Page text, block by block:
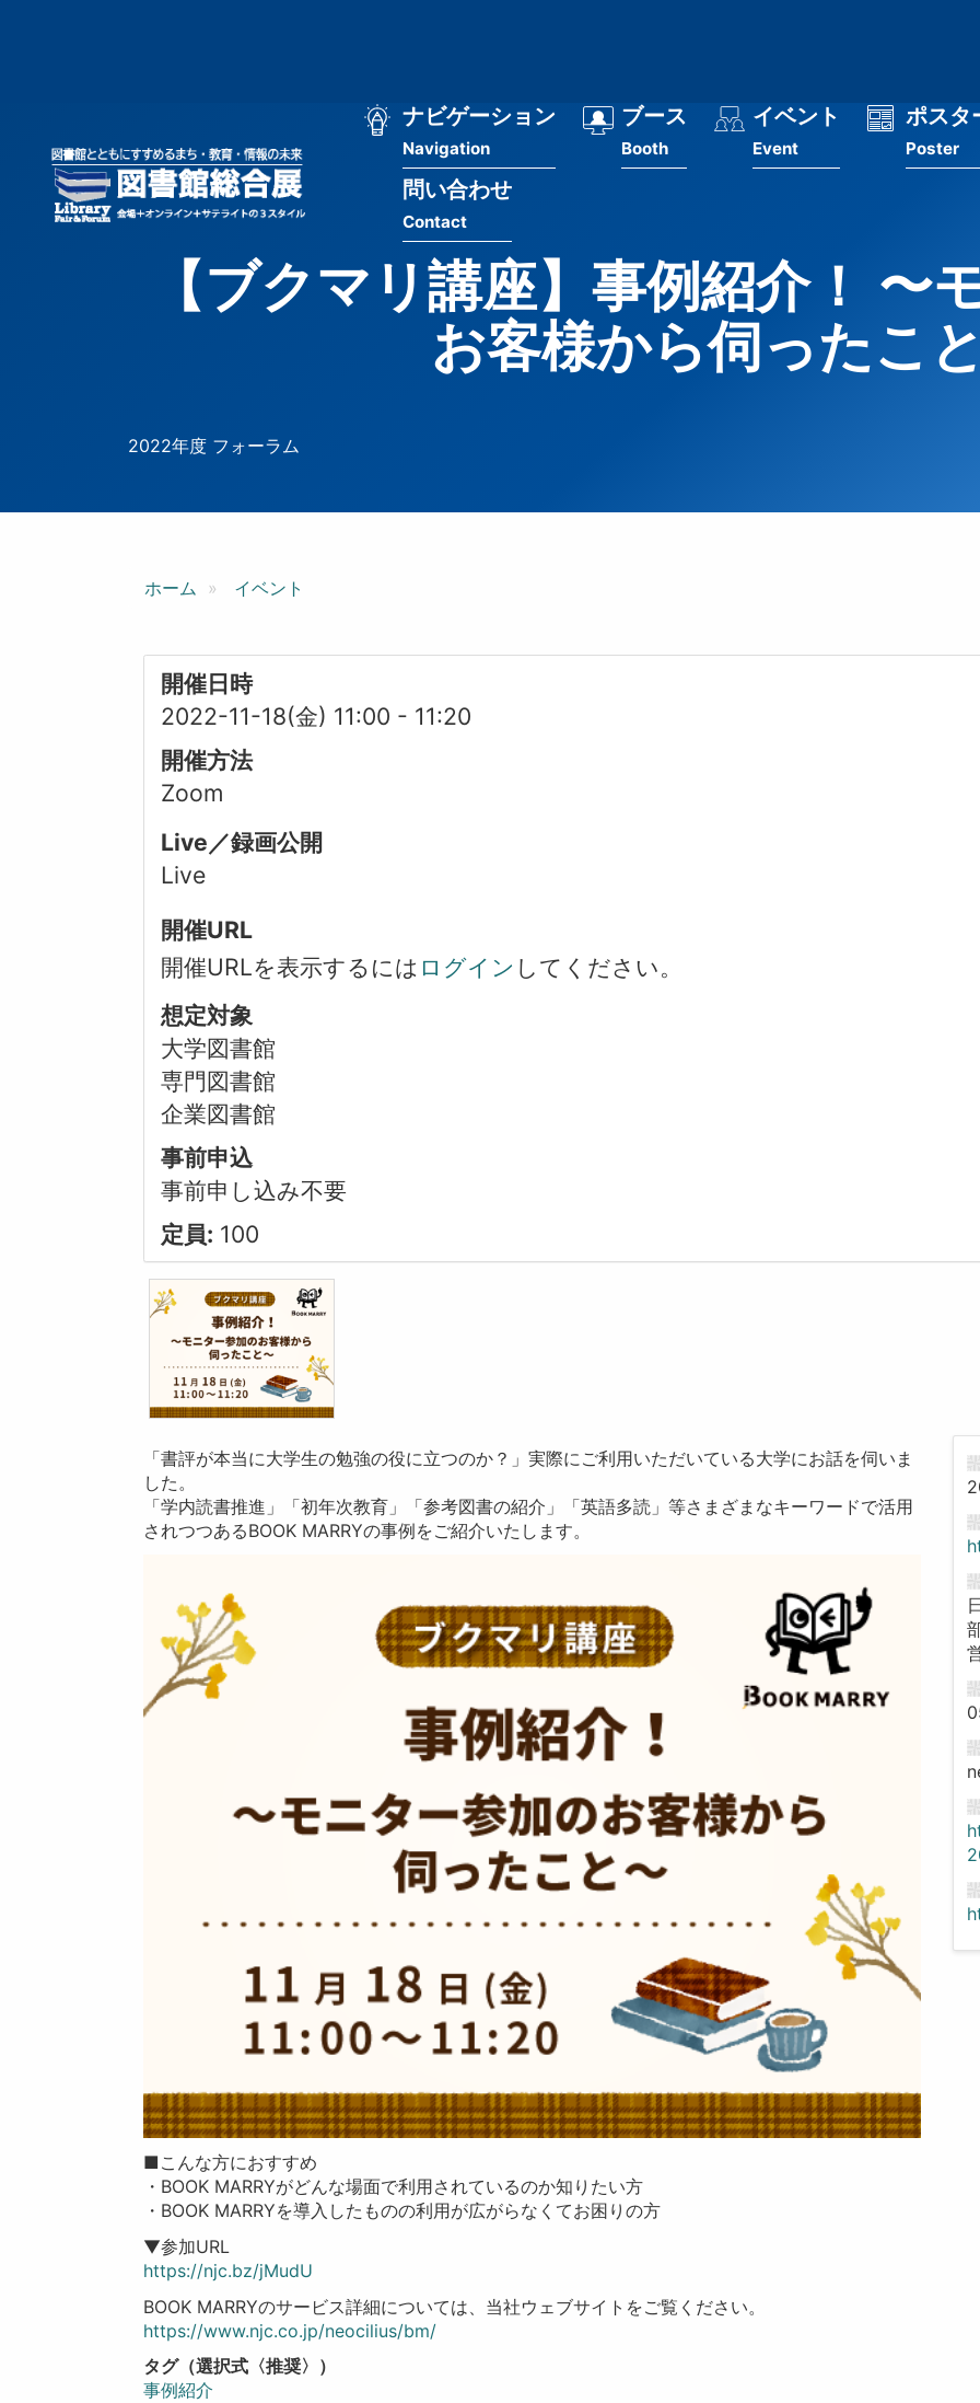
ー
ザ
メ
ナ
ビ
ン
ナビゲーション
Navigation
ブース
Booth
イベント
Event
ポスタ
Poster
問い合わせ
Contact
【ブクマリ講座】事例紹介！ 〜
お客様から伺ったこ
2022年度 フォーラム
ホーム イベント
開催日時
2022-11-18(金) 11:00 - 11:20
開催方法
Zoom
Live／録画公開
Live
開催URL
開催URLを表示するには ログイン してください。
想定対象
大学図書館
専門図書館
企業図書館
事前申込
事前申し込み不要
定員: 100
「書評が本当に大学生の勉強の役に立つのか？」実際にご利用いただいている大学にお話を伺いま
した。
「学内読書推進」「初年次教育」「参考図書の紹介」「英語多読」等さまざまなキーワードで活用
されつつあるBOOK MARRYの事例をご紹介いたします。
■こんな方におすすめ
・BOOK MARRYがどんな場面で利用されているのか知りたい方
・BOOK MARRYを導入したものの利用が広がらなくてお困りの方
▼参加URL
https://njc.bz/jMudU
BOOK MARRYのサービス詳細については、当社ウェブサイトをご覧ください。
https://www.njc.co.jp/neocilius/bm/
タグ（選択式〈推奨〉）
事例紹介